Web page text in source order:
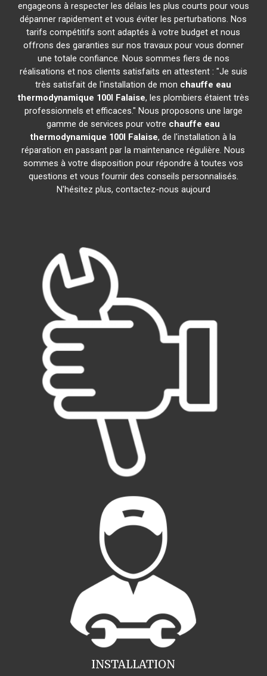
engageons à respecter les délais les plus courts pour vous
dépanner rapidement et vous éviter les perturbations. Nos
tarifs compétitifs sont adaptés à votre budget et nous
offrons des garanties sur nos travaux pour vous donner
une totale confiance. Nous sommes fiers de nos
réalisations et nos clients satisfaits en attestent : "Je suis
très satisfait de l'installation de mon chauffe eau
thermodynamique 100l Falaise, les plombiers étaient très
professionnels et efficaces." Nous proposons une large
gamme de services pour votre chauffe eau
thermodynamique 100l Falaise, de l'installation à la
réparation en passant par la maintenance régulière. Nous
sommes à votre disposition pour répondre à toutes vos
questions et vous fournir des conseils personnalisés.
N'hésitez plus, contactez-nous aujourd
INSTALLATION